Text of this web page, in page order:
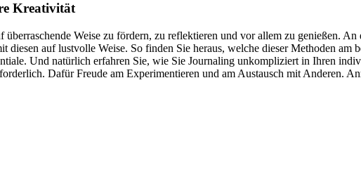
Kreativität
Weise zu fördern, zu reflektieren und vor allem zu genießen. An
auf lustvolle Weise. So finden Sie heraus, welche dieser Methoden am
Und natürlich erfahren Sie, wie Sie Journaling unkompliziert in Ihren
Dafür Freude am Experimentieren und am Austausch mit Anderen.